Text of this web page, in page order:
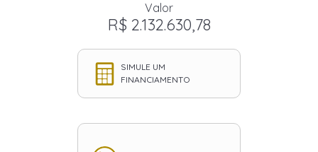
Valor
R$ 2.132.630,78
SIMULE UM
FINANCIAMENTO